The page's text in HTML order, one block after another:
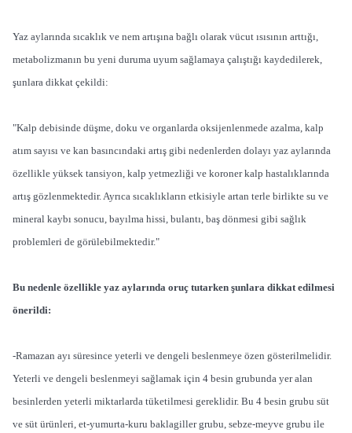
Yaz aylarında sıcaklık ve nem artışına bağlı olarak vücut ısısının arttığı,
metabolizmanın bu yeni duruma uyum sağlamaya çalıştığı kaydedilerek,
şunlara dikkat çekildi:
"Kalp debisinde düşme, doku ve organlarda oksijenlenmede azalma, kalp
atım sayısı ve kan basıncındaki artış gibi nedenlerden dolayı yaz aylarında
özellikle yüksek tansiyon, kalp yetmezliği ve koroner kalp hastalıklarında
artış gözlenmektedir. Ayrıca sıcaklıkların etkisiyle artan terle birlikte su ve
mineral kaybı sonucu, bayılma hissi, bulantı, baş dönmesi gibi sağlık
problemleri de görülebilmektedir."
Bu nedenle özellikle yaz aylarında oruç tutarken şunlara dikkat edilmesi
önerildi:
-Ramazan ayı süresince yeterli ve dengeli beslenmeye özen gösterilmelidir.
Yeterli ve dengeli beslenmeyi sağlamak için 4 besin grubunda yer alan
besinlerden yeterli miktarlarda tüketilmesi gereklidir. Bu 4 besin grubu süt
ve süt ürünleri, et-yumurta-kuru baklagiller grubu, sebze-meyve grubu ile